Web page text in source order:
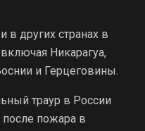
в других странах в
Никарагуа,
и Герцеговины.
траур в России
после пожара в